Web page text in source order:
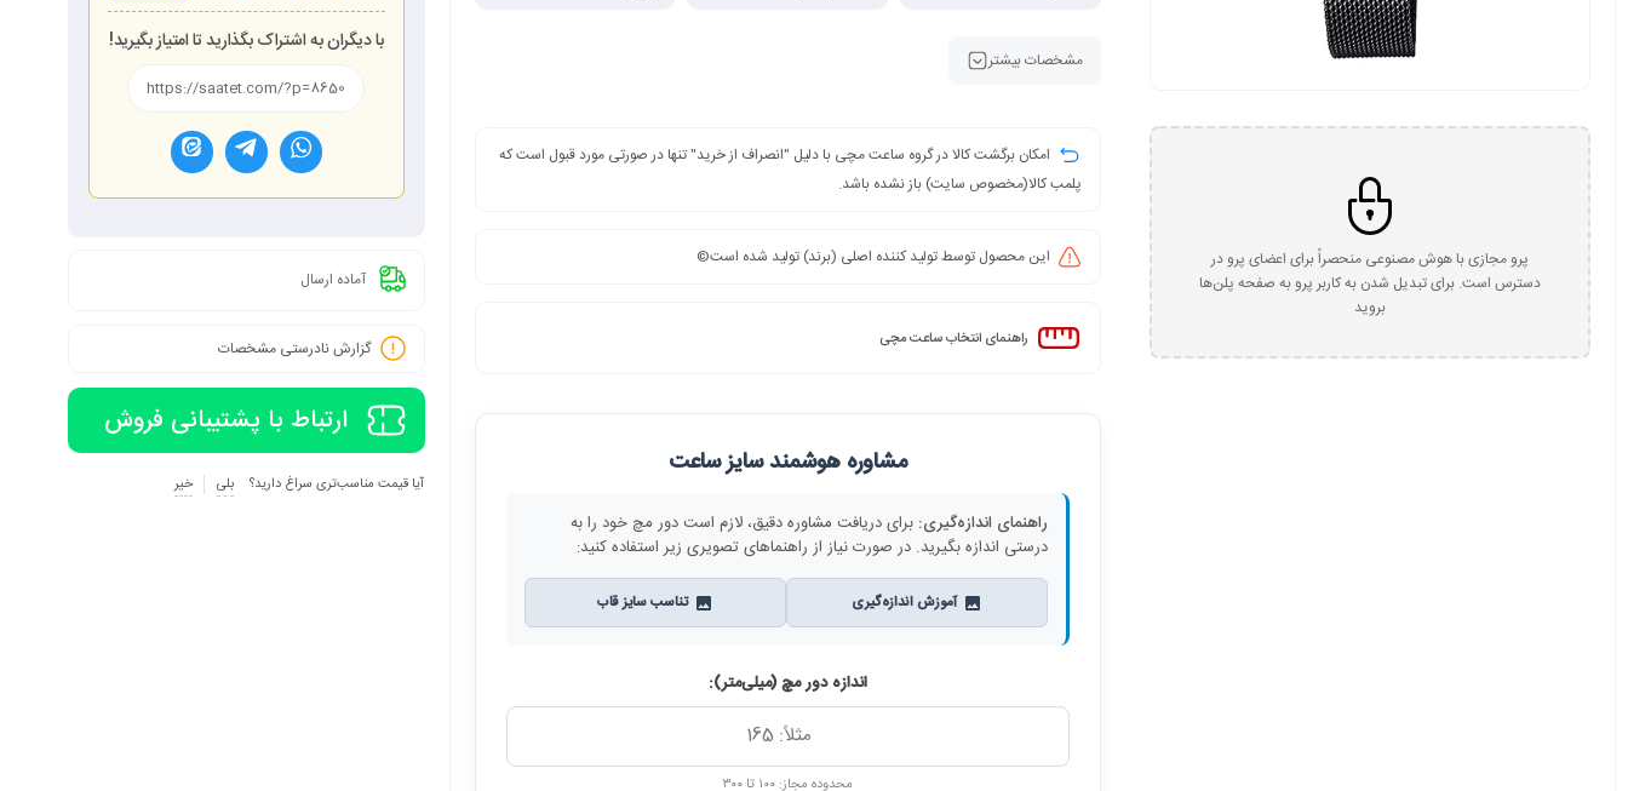
پرو مجازی با هوش مصنوعی منحصراً برای اعضای پرو در
دسترس است. برای تبدیل شدن به کاربر پرو به صفحه پلن‌ها
بروید
مشخصات بیشتر
امکان برگشت کالا در گروه ساعت مچی با دلیل "انصراف از خرید" تنها در صورتی مورد قبول است که
پلمب کالا(مخصوص سایت) باز نشده باشد.
این محصول توسط تولید کننده اصلی (برند) تولید شده است©️
راهنمای انتخاب ساعت مچی
مشاوره هوشمند سایز ساعت
راهنمای اندازه‌گیری: برای دریافت مشاوره دقیق، لازم است دور مچ خود را به
درستی اندازه بگیرید. در صورت نیاز از راهنماهای تصویری زیر استفاده کنید:
آموزش اندازه‌گیری تناسب سایز قاب
اندازه دور مچ (میلی‌متر):
محدوده مجاز: ۱۰۰ تا ۳۰۰
با دیگران به اشتراک بگذارید تا امتیاز بگیرید!
آماده ارسال
گزارش نادرستی مشخصات
ارتباط با پشتیبانی فروش
آیا قیمت مناسب‌تری سراغ دارید؟ بلی خیر